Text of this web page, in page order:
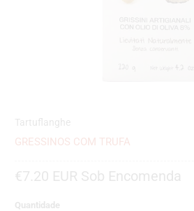
Tartuflanghe
GRESSINOS COM TRUFA
€7.20 EUR Sob Encomenda
Quantidade